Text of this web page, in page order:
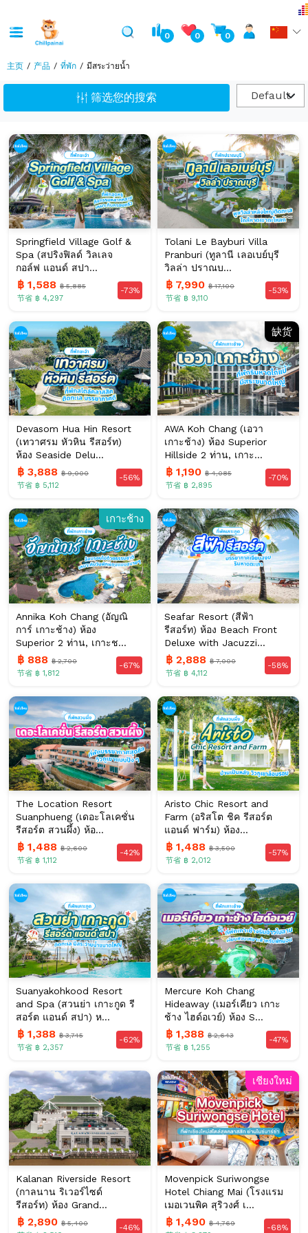
0 0 0
主页 产品 ที่พัก มีสระว่ายน้ำ
筛选您的搜索 Default
Springfield Village Golf &
Spa (สปริงฟิลด์ วิลเลจ
กอล์ฟ แอนด์ สปา...
฿ 1,588 ฿ 5,885
节省 ฿ 4,297
-73%
Tolani Le Bayburi Villa
Pranburi (ทูลานี เลอเบย์บุรี
วิลล่า ปราณบ...
฿ 7,990 ฿ 17,100
节省 ฿ 9,110
-53%
Devasom Hua Hin Resort
(เทวาศรม หัวหิน รีสอร์ท)
ห้อง Seaside Delu...
฿ 3,888 ฿ 9,000
节省 ฿ 5,112
-56%
缺货
AWA Koh Chang (เอวา
เกาะช้าง) ห้อง Superior
Hillside 2 ท่าน, เกาะ...
฿ 1,190 ฿ 4,085
节省 ฿ 2,895
-70%
เกาะช้าง
Annika Koh Chang (อัญณิ
การ์ เกาะช้าง) ห้อง
Superior 2 ท่าน, เกาะช...
฿ 888 ฿ 2,700
节省 ฿ 1,812
-67%
Seafar Resort (สีฟ้า
รีสอร์ท) ห้อง Beach Front
Deluxe with Jacuzzi...
฿ 2,888 ฿ 7,000
节省 ฿ 4,112
-58%
The Location Resort
Suanphueng (เดอะโลเคชั่น
รีสอร์ต สวนผึ้ง) ห้อ...
฿ 1,488 ฿ 2,600
节省 ฿ 1,112
-42%
Aristo Chic Resort and
Farm (อริสโต ชิค รีสอร์ต
แอนด์ ฟาร์ม) ห้อง...
฿ 1,488 ฿ 3,500
节省 ฿ 2,012
-57%
Suanyakohkood Resort
and Spa (สวนย่า เกาะกูด รี
สอร์ต แอนด์ สปา) ห...
฿ 1,388 ฿ 3,745
节省 ฿ 2,357
-62%
Mercure Koh Chang
Hideaway (เมอร์เคียว เกาะ
ช้าง ไฮด์อเวย์) ห้อง S...
฿ 1,388 ฿ 2,643
节省 ฿ 1,255
-47%
Kalanan Riverside Resort
(กาลนาน ริเวอร์ไซด์
รีสอร์ท) ห้อง Grand...
฿ 2,890 ฿ 5,400 -46%
เชียงใหม่
Movenpick Suriwongse
Hotel Chiang Mai (โรงแรม
เมอเวนพิค สุริวงศ์ เ...
฿ 1,490 ฿ 4,769 -68%